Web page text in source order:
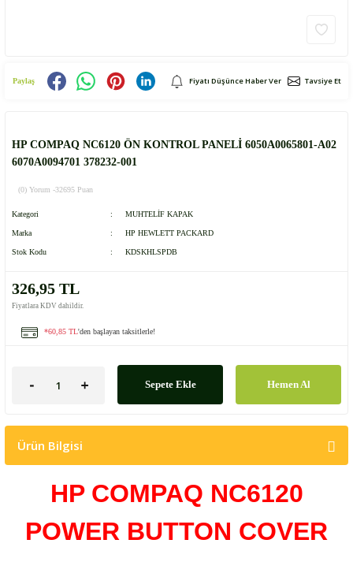
Paylaş Fiyatı Düşünce Haber Ver Tavsiye Et
HP COMPAQ NC6120 ÖN KONTROL PANELİ 6050A0065801-A02
6070A0094701 378232-001
(0) Yorum -32695 Puan
Kategori MUHTELİF KAPAK
Marka HP HEWLETT PACKARD
Stok Kodu KDSKHLSPDB
326,95 TL
Fiyatlara KDV dahildir.
*60,85 TL'den başlayan taksitlerle!
Sepete Ekle Hemen Al
Ürün Bilgisi
HP COMPAQ NC6120
POWER BUTTON COVER